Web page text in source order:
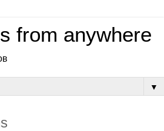
from anywhere
▼